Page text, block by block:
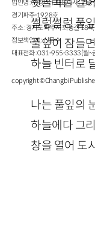
썰렁썰렁 풀
풀잎이 잠들
하늘 빈터로
나는 풀잎의
하늘에다 그
창을 열어 도
법인명 : ㈜창비ㅣ대표이사 : 염
경기파주-1928호
주소 : 경기도 파주시 회동길
정보책임자 : 신문수
대표전화 : 031-955-3333(월~
copyright © Changbi